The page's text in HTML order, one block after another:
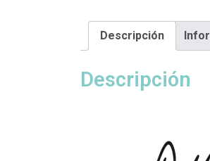
Descripción
Descripción